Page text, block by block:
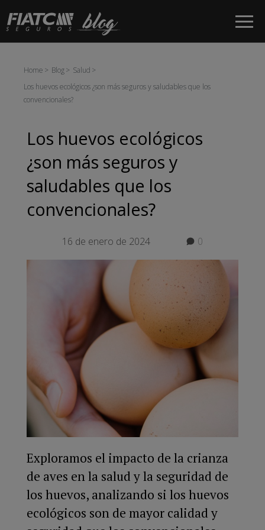
Saltar al contenido principal
Home Blog
Salud
Los huevos ecológicos ¿son más seguros y saludables que los
convencionales?
Los huevos ecológicos
¿son más seguros y
saludables que los
convencionales?
16 de enero de 2024 0
Exploramos el impacto de la crianza
de aves en la salud y la seguridad de
los huevos, analizando si los huevos
ecológicos son de mayor calidad y